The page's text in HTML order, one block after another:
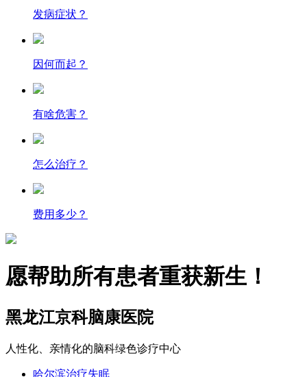
发病症状？
因何而起？
有啥危害？
怎么治疗？
费用多少？
愿帮助所有患者重获新生！
黑龙江京科脑康医院
人性化、亲情化的脑科绿色诊疗中心
哈尔滨治疗失眠